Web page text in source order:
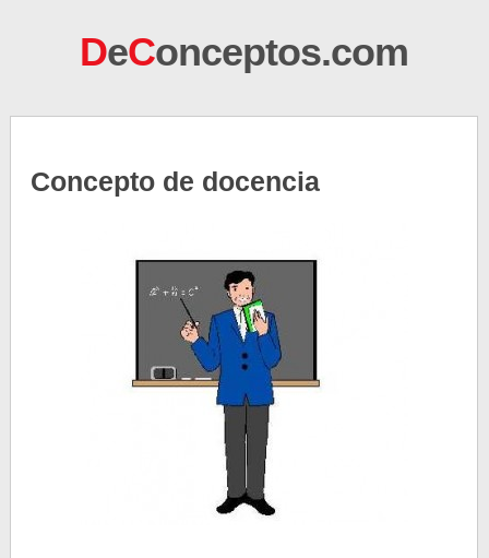
DeConceptos.com
Concepto de docencia